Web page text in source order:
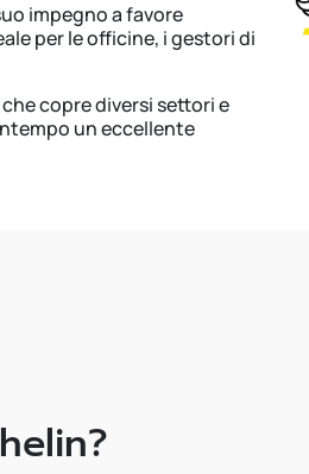
impegno a favore
per le officine, i gestori di
copre diversi settori e
un eccellente